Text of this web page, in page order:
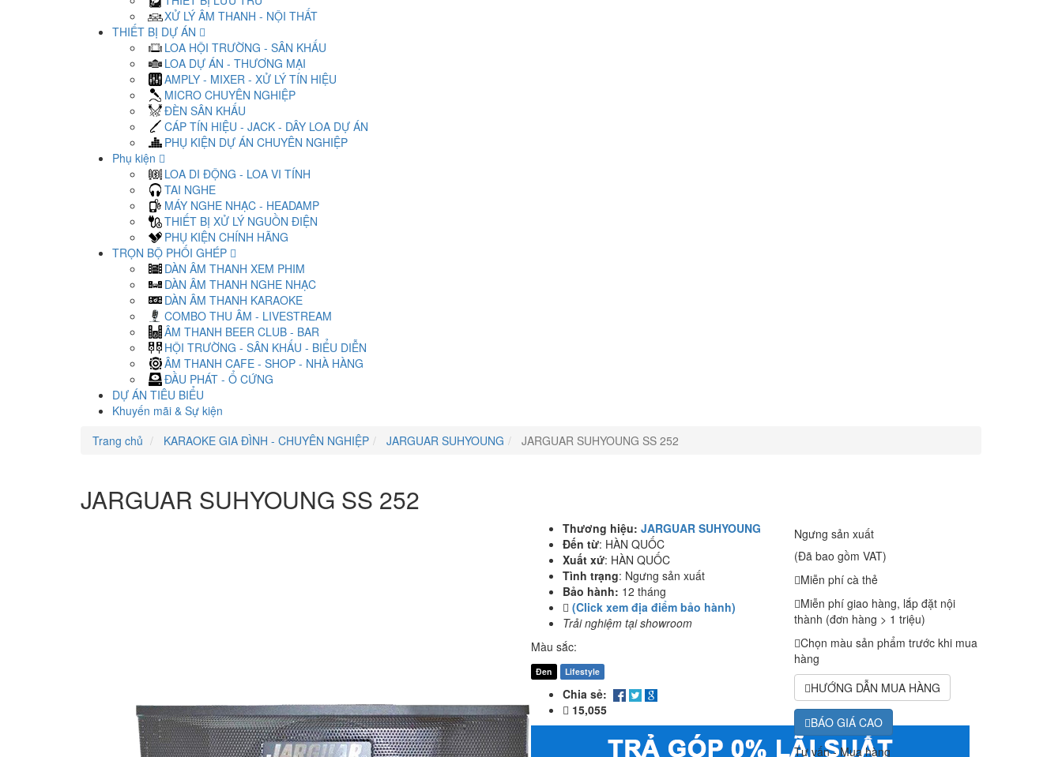
XỬ LÝ ÂM THANH - NỘI THẤT
THIẾT BỊ DỰ ÁN
LOA HỘI TRƯỜNG - SÂN KHẤU
LOA DỰ ÁN - THƯƠNG MẠI
AMPLY - MIXER - XỬ LÝ TÍN HIỆU
MICRO CHUYÊN NGHIỆP
ĐÈN SÂN KHẤU
CÁP TÍN HIỆU - JACK - DÂY LOA DỰ ÁN
PHỤ KIỆN DỰ ÁN CHUYÊN NGHIỆP
Phụ kiện
LOA DI ĐỘNG - LOA VI TÍNH
TAI NGHE
MÁY NGHE NHẠC - HEADAMP
THIẾT BỊ XỬ LÝ NGUỒN ĐIỆN
PHỤ KIỆN CHÍNH HÃNG
TRỌN BỘ PHỐI GHÉP
DÀN ÂM THANH XEM PHIM
DÀN ÂM THANH NGHE NHẠC
DÀN ÂM THANH KARAOKE
COMBO THU ÂM - LIVESTREAM
ÂM THANH BEER CLUB - BAR
HỘI TRƯỜNG - SÂN KHẤU - BIỂU DIỄN
ÂM THANH CAFE - SHOP - NHÀ HÀNG
ĐẦU PHÁT - Ổ CỨNG
DỰ ÁN TIÊU BIỂU
Khuyến mãi & Sự kiện
Trang chủ
KARAOKE GIA ĐÌNH - CHUYÊN NGHIỆP JARGUAR SUHYOUNG JARGUAR SUHYOUNG SS 252
JARGUAR SUHYOUNG SS 252
Thương hiệu: JARGUAR SUHYOUNG
Đến từ: HÀN QUỐC
Xuất xứ: HÀN QUỐC
Tình trạng: Ngưng sản xuất
Bảo hành: 12 tháng
(Click xem địa điểm bảo hành)
Trải nghiệm tại showroom
Màu sắc:
Đen Lifestyle
Chia sẻ:
15,055
Ngưng sản xuất
(Đã bao gồm VAT)
Miễn phí cà thẻ
Miễn phí giao hàng, lắp đặt nội
thành (đơn hàng > 1 triệu)
Chọn màu sản phẩm trước khi mua
hàng
HƯỚNG DẪN MUA HÀNG
BÁO GIÁ CAO
Tư vấn - Mua hàng